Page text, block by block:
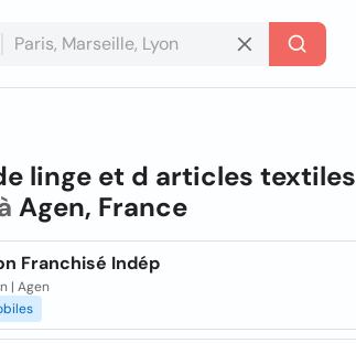
linge et d articles textiles
Agen, France
Franchisé Indép
| Agen